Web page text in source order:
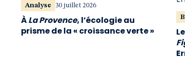
Analyse 30 juillet 2026
ÀLa Provence, l’écologie au
prisme de la « croissance verte »